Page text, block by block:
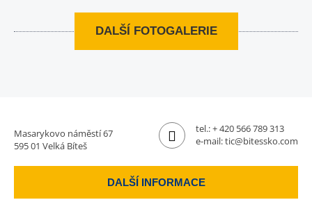
DALŠÍ FOTOGALERIE
Masarykovo náměstí 67
595 01 Velká Bíteš
tel.:+ 420 566 789 313
e-mail:tic@bitessko.com
DALŠÍ INFORMACE